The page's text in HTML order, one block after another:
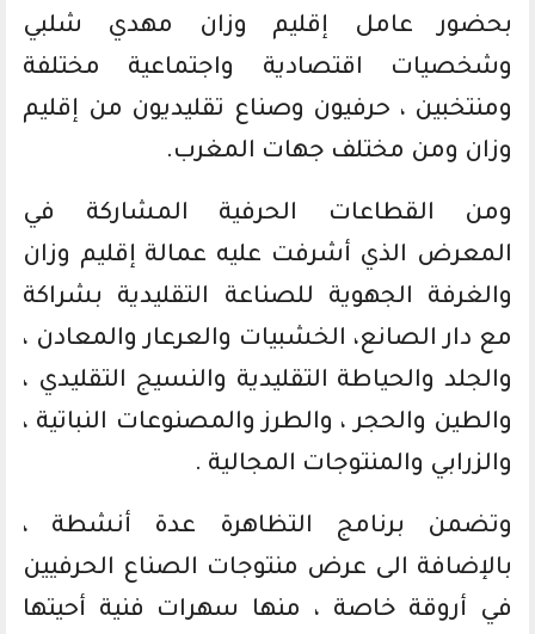
بحضور عامل إقليم وزان مهدي شلبي
وشخصيات اقتصادية واجتماعية مختلفة
ومنتخبين ، حرفيون وصناع تقليديون من إقليم
وزان ومن مختلف جهات المغرب.
ومن القطاعات الحرفية المشاركة في
المعرض الذي أشرفت عليه عمالة إقليم وزان
والغرفة الجهوية للصناعة التقليدية بشراكة
مع دار الصانع، الخشبيات والعرعار والمعادن ،
والجلد والحياطة التقليدية والنسيج التقليدي ،
والطين والحجر ، والطرز والمصنوعات النباتية ،
والزرابي والمنتوجات المجالية .
وتضمن برنامج التظاهرة عدة أنشطة ،
بالإضافة الى عرض منتوجات الصناع الحرفيين
في أروقة خاصة ، منها سهرات فنية أحيتها